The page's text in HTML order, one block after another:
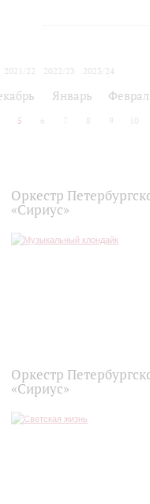
2021/22 2022/23
2023/24
Январь
5 6 7 8 9 10
Оркестр
«Сириус»
Оркестр
«Сириус»